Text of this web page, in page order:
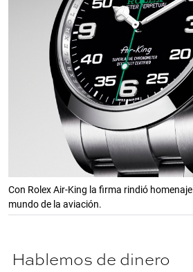
Con Rolex Air-King la firma rindió
mundo de la aviación.
Hablemos de dinero